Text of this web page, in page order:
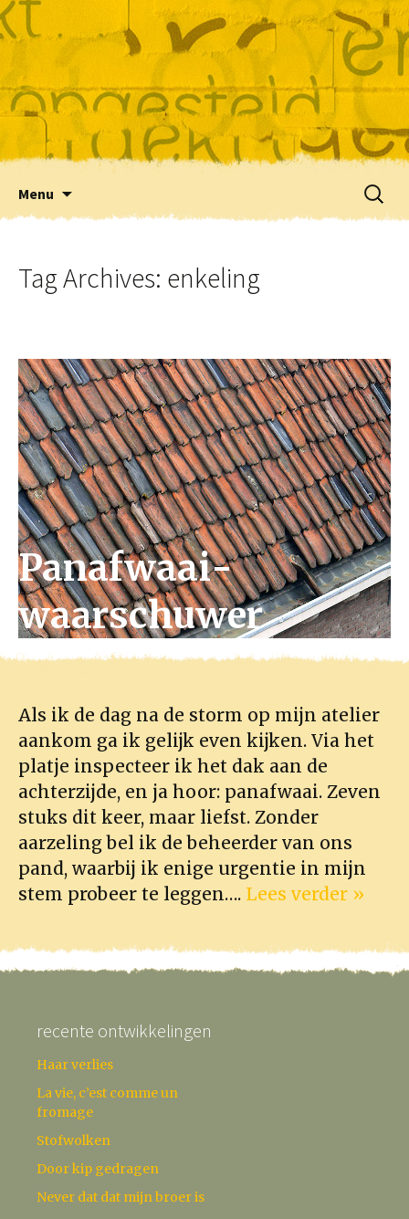
Menu
naar:
Tag Archives: enkeling
Panafwaai­
waarschuwer
Als ik de dag na de storm op mijn atelier
aankom ga ik gelijk even kijken. Via het
platje inspecteer ik het dak aan de
achterzijde, en ja hoor: panafwaai. Zeven
stuks dit keer, maar liefst. Zonder
aarzeling bel ik de beheerder van ons
pand, waarbij ik enige urgentie in mijn
stem probeer te leggen…. Lees verder »
recente ontwikkelingen
Haar verlies
La vie, c’est comme un
fromage
Stofwolken
Door kip gedragen
Never dat dat mijn broer is